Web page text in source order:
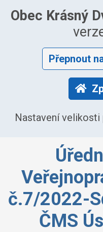
Obec Krásný
Přepnout
Nastavení velikosti
č.7/2022-
ČMS